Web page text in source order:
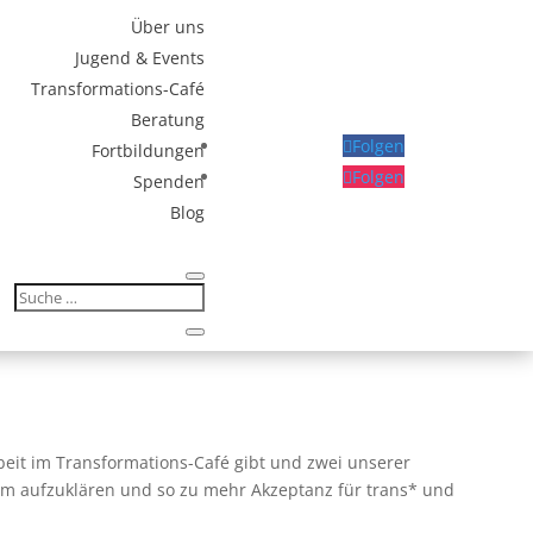
Über uns
Jugend & Events
Transformations-Café
Beratung
Fortbildungen
Spenden
Blog
Folgen
Folgen
im Transformations-Café gibt und zwei unserer
aufzuklären und so zu mehr Akzeptanz für trans* und